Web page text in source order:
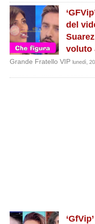
del
voluto
Grande Fratello VIP lunedì,